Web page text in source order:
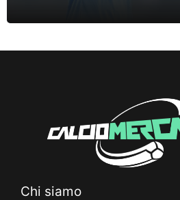
Chi siamo